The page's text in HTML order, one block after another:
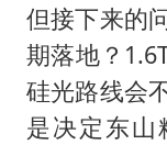
但接下来的
期落地？
硅光路线会
是决定东山